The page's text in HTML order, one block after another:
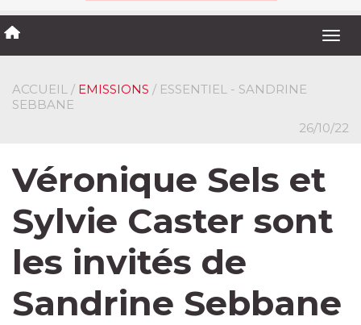
ACCUEIL / EMISSIONS / ESSENTIEL - SANDRINE
SEBBANE
26/10/22
Véronique Sels et
Sylvie Caster sont
les invités de
Sandrine Sebbane